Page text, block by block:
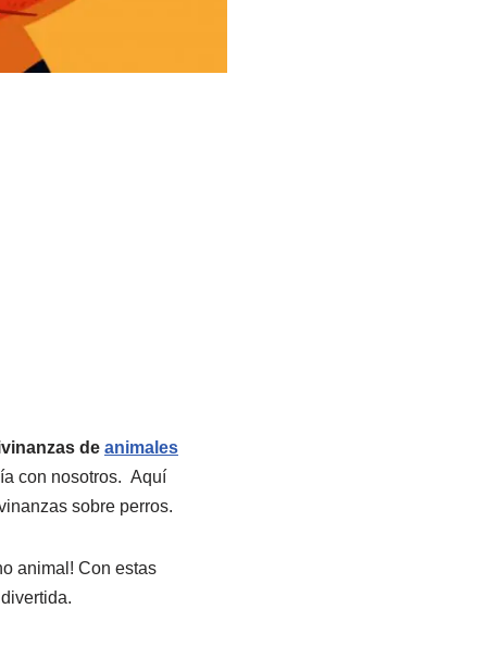
de animales
con nosotros. Aquí
sobre perros.
animal! Con estas